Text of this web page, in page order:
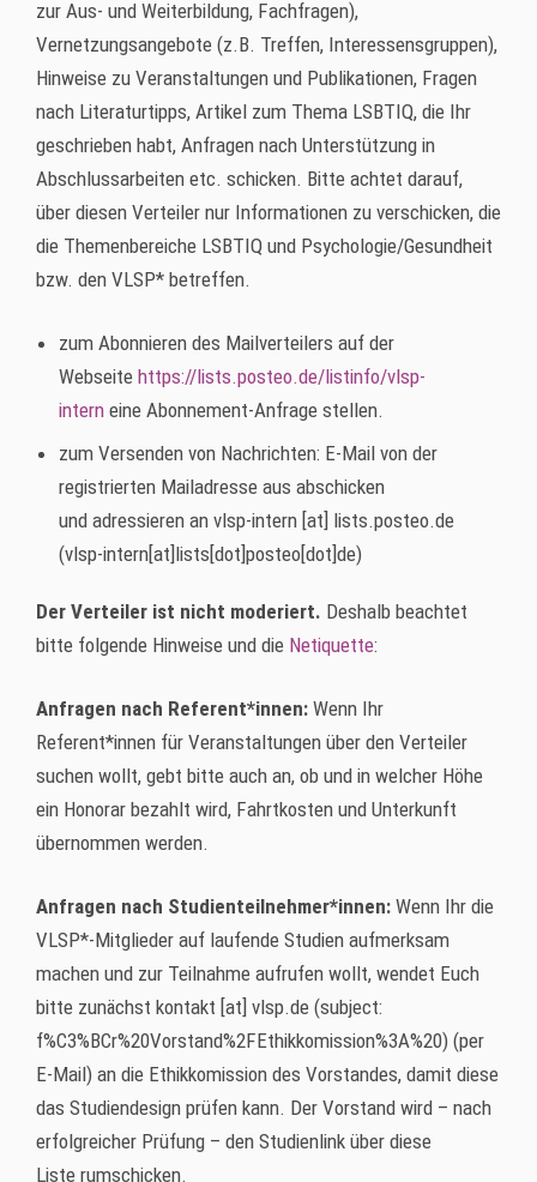
zur Aus- und Weiterbildung, Fachfragen),
Vernetzungsangebote (z.B. Treffen, Interessensgruppen),
Hinweise zu Veranstaltungen und Publikationen, Fragen
nach Literaturtipps, Artikel zum Thema LSBTIQ, die Ihr
geschrieben habt, Anfragen nach Unterstützung in
Abschlussarbeiten etc. schicken. Bitte achtet darauf,
über diesen Verteiler nur Informationen zu verschicken, die
die Themenbereiche LSBTIQ und Psychologie/Gesundheit
bzw. den VLSP* betreffen.
zum Abonnieren des Mailverteilers auf der
Webseite https://lists.posteo.de/listinfo/vlsp-
intern eine Abonnement-Anfrage stellen.
zum Versenden von Nachrichten: E-Mail von der
registrierten Mailadresse aus abschicken
und adressieren an vlsp-intern [at] lists.posteo.de
(vlsp-intern[at]lists[dot]posteo[dot]de)
Der Verteiler ist nicht moderiert. Deshalb beachtet
bitte folgende Hinweise und die Netiquette:
Anfragen nach Referent*innen: Wenn Ihr
Referent*innen für Veranstaltungen über den Verteiler
suchen wollt, gebt bitte auch an, ob und in welcher Höhe
ein Honorar bezahlt wird, Fahrtkosten und Unterkunft
übernommen werden.
Anfragen nach Studienteilnehmer*innen: Wenn Ihr die
VLSP*-Mitglieder auf laufende Studien aufmerksam
machen und zur Teilnahme aufrufen wollt, wendet Euch
bitte zunächst kontakt [at] vlsp.de (subject:
f%C3%BCr%20Vorstand%2FEthikkomission%3A%20) (per
E-Mail) an die Ethikkomission des Vorstandes, damit diese
das Studiendesign prüfen kann. Der Vorstand wird – nach
erfolgreicher Prüfung – den Studienlink über diese
Liste rumschicken.